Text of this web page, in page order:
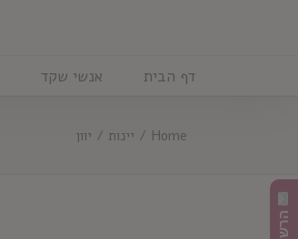
דף הבית אנשי שקד
Home
/ יינות / יוון